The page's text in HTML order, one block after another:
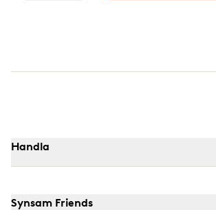
Handla
Synsam Friends